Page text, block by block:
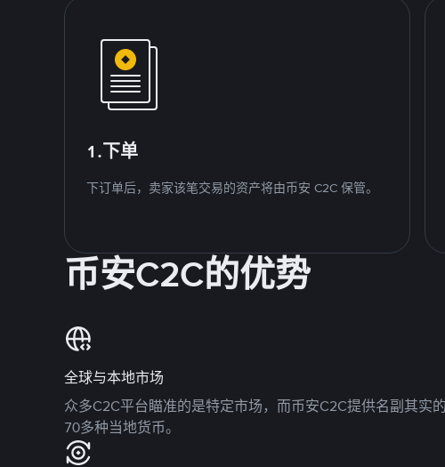
1.下单
下订单后，卖家该笔交易的资产将由币安 C2C 保管。
币安C2C的优势
全球与本地市场
众多C2C平台瞄准的是特定市场，而币安C2C提供名副其实
70多种当地货币。